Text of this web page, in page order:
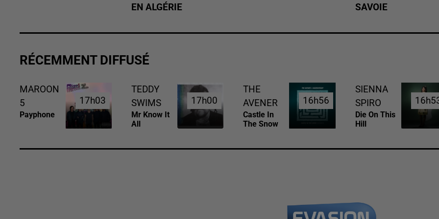
EN ALGÉRIE
SAVOIE
RÉCEMMENT DIFFUSÉ
MAROON
5
Payphone
17h03
17h03
TEDDY
SWIMS
Mr Know It
All
17h00
17h00
THE
AVENER
Castle In
The Snow
16h56
16h56
SIENNA
SPIRO
Die On This
Hill